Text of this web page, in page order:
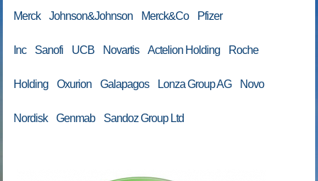
Merck Johnson&Johnson Merck&Co Pfizer
Inc Sanofi UCB Novartis Actelion Holding Roche
Holding Oxurion Galapagos Lonza Group AG Novo
Nordisk Genmab Sandoz Group Ltd